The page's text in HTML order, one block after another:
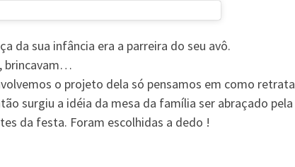
da sua infância era a parreira do seu avô.
brincavam…
o projeto dela só pensamos em como
surgiu a idéia da mesa da família ser abraçado pela
da festa. Foram escolhidas a dedo !